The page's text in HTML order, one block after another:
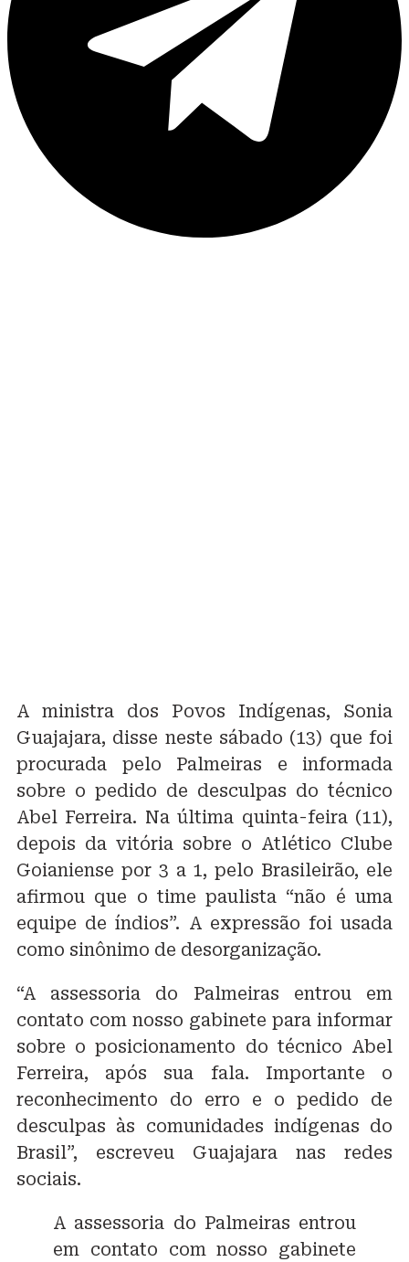
A ministra dos Povos Indígenas, Sonia
Guajajara, disse neste sábado (13) que foi
procurada pelo Palmeiras e informada
sobre o pedido de desculpas do técnico
Abel Ferreira. Na última quinta-feira (11),
depois da vitória sobre o Atlético Clube
Goianiense por 3 a 1, pelo Brasileirão, ele
afirmou que o time paulista “não é uma
equipe de índios”. A expressão foi usada
como sinônimo de desorganização.
“A assessoria do Palmeiras entrou em
contato com nosso gabinete para informar
sobre o posicionamento do técnico Abel
Ferreira, após sua fala. Importante o
reconhecimento do erro e o pedido de
desculpas às comunidades indígenas do
Brasil”, escreveu Guajajara nas redes
sociais.
A assessoria do Palmeiras entrou
em contato com nosso gabinete